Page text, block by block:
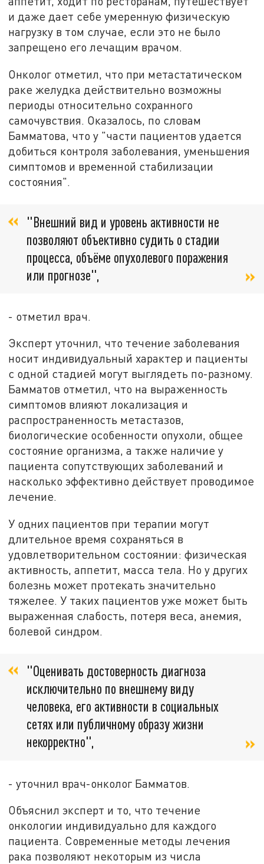
и даже дает себе умеренную физическую
нагрузку в том случае, если это не было
запрещено его лечащим врачом.
Онколог отметил, что при метастатическом
раке желудка действительно возможны
периоды относительно сохранного
самочувствия. Оказалось, по словам
Бамматова, что у "части пациентов удается
добиться контроля заболевания, уменьшения
симптомов и временной стабилизации
состояния".
"Внешний вид и уровень активности не
позволяют объективно судить о стадии
процесса, объёме опухолевого поражения
или прогнозе",
- отметил врач.
Эксперт уточнил, что течение заболевания
носит индивидуальный характер и пациенты
с одной стадией могут выглядеть по-разному.
Бамматов отметил, что на выраженность
симптомов влияют локализация и
распространенность метастазов,
биологические особенности опухоли, общее
состояние организма, а также наличие у
пациента сопутствующих заболеваний и
насколько эффективно действует проводимое
лечение.
У одних пациентов при терапии могут
длительное время сохраняться в
удовлетворительном состоянии: физическая
активность, аппетит, масса тела. Но у других
болезнь может протекать значительно
тяжелее. У таких пациентов уже может быть
выраженная слабость, потеря веса, анемия,
болевой синдром.
"Оценивать достоверность диагноза
исключительно по внешнему виду
человека, его активности в социальных
сетях или публичному образу жизни
некорректно",
- уточнил врач-онколог Бамматов.
Объяснил эксперт и то, что течение
онкологии индивидуально для каждого
пациента. Современные методы лечения
рака позволяют некоторым из числа